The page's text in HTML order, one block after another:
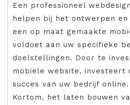
Een professioneel
helpen bij het ontwerpen
een op maat gemaakte
voldoet aan uw specifieke
doelstellingen. Door te
mobiele website, investeert
succes van uw bedrijf online.
Kortom, het laten bouwen